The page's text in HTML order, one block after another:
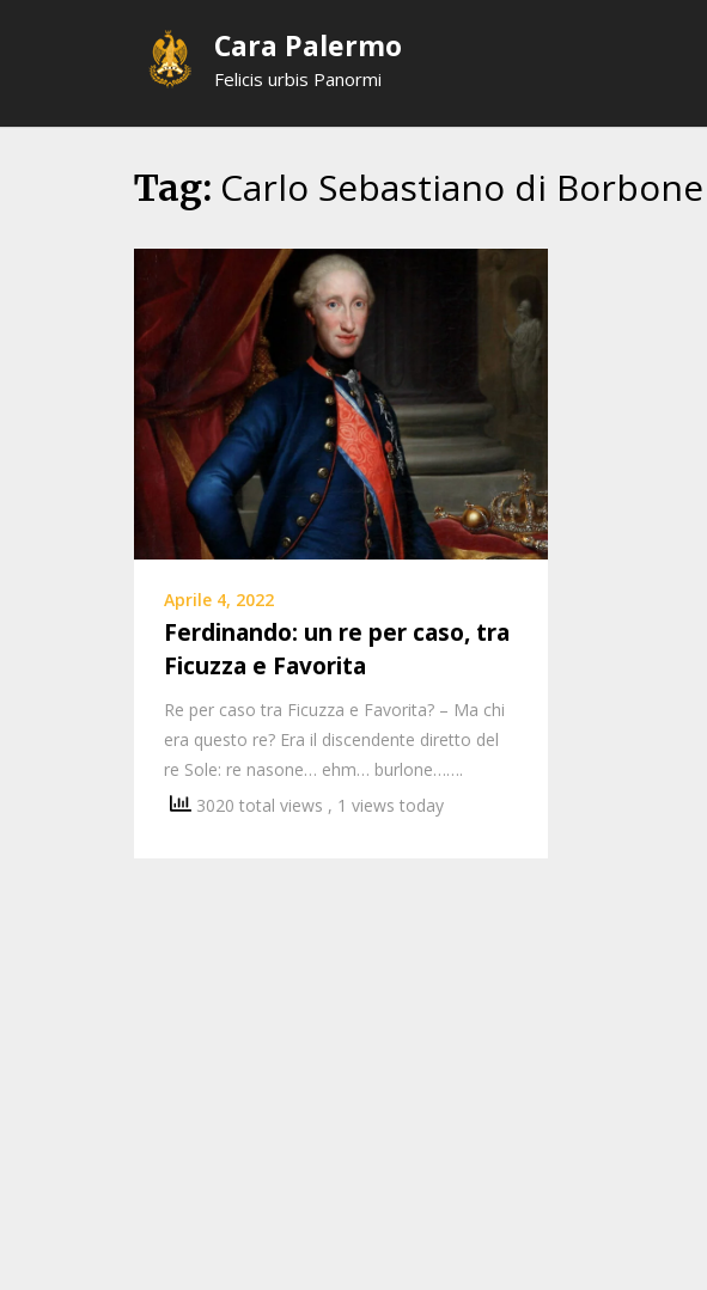
Cara Palermo
Felicis urbis Panormi
Tag: Carlo Sebastiano di Borbone
Aprile 4, 2022
Ferdinando: un re per caso, tra
Ficuzza e Favorita
Re per caso tra Ficuzza e Favorita? – Ma chi
era questo re? Era il discendente diretto del
re Sole: re nasone… ehm… burlone…….
3020 total views , 1 views today